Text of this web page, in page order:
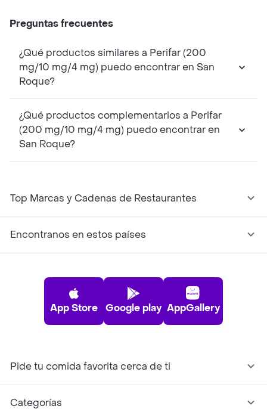
Preguntas frecuentes
¿Qué productos similares a Perifar (200
mg/10 mg/4 mg) puedo encontrar en San
Roque?
¿Qué productos complementarios a Perifar
(200 mg/10 mg/4 mg) puedo encontrar en
San Roque?
Top Marcas y Cadenas de Restaurantes
Encontranos en estos países
App Store Google play AppGallery
Pide tu comida favorita cerca de ti
Categorías